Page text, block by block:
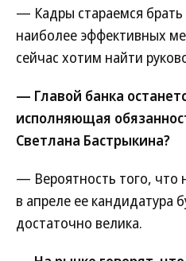
— Кадры стараемся
наиболее эффективных
сейчас хотим найти
— Главой банка
исполняющая
Светлана Бастрыкина?
— Вероятность того, что
в апреле ее кандидатура
достаточно велика.